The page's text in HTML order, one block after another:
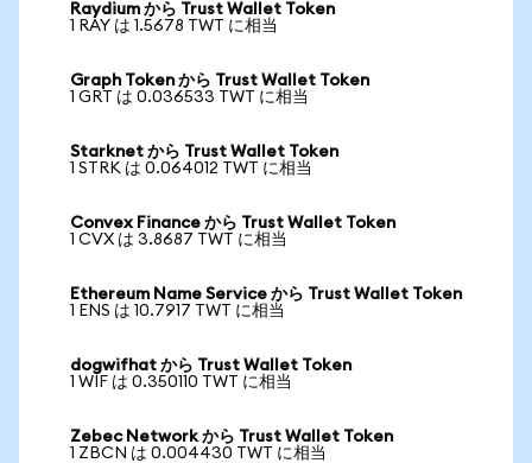
Raydium から Trust Wallet Token
1 RAY は 1.5678 TWT に相当
Graph Token から Trust Wallet Token
1 GRT は 0.036533 TWT に相当
Starknet から Trust Wallet Token
1 STRK は 0.064012 TWT に相当
Convex Finance から Trust Wallet Token
1 CVX は 3.8687 TWT に相当
Ethereum Name Service から Trust Wallet Token
1 ENS は 10.7917 TWT に相当
dogwifhat から Trust Wallet Token
1 WIF は 0.350110 TWT に相当
Zebec Network から Trust Wallet Token
1 ZBCN は 0.004430 TWT に相当